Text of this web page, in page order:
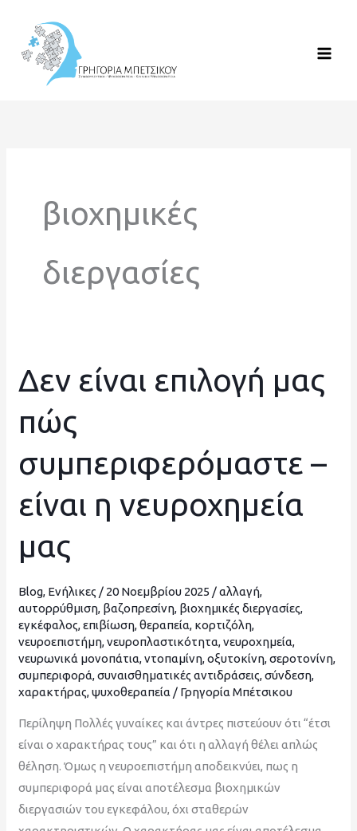
περιεχόμενο
βιοχημικές
διεργασίες
Δεν είναι επιλογή μας
πώς
συμπεριφερόμαστε –
είναι η νευροχημεία
μας
Blog, Ενήλικες / 20 Νοεμβρίου 2025 /αλλαγή,
αυτορρύθμιση, βαζοπρεσίνη, βιοχημικές διεργασίες,
εγκέφαλος,επιβίωση,θεραπεία, κορτιζόλη,
νευροεπιστήμη,νευροπλαστικότητα,νευροχημεία,
νευρωνικά μονοπάτια,ντοπαμίνη,οξυτοκίνη,σεροτονίνη,
συμπεριφορά,συναισθηματικές αντιδράσεις,σύνδεση,
χαρακτήρας,ψυχοθεραπεία / Γρηγορία Μπέτσικου
Περίληψη Πολλές γυναίκες και άντρες πιστεύουν ότι “έτσι
είναι ο χαρακτήρας τους” και ότι η αλλαγή θέλει απλώς
θέληση. Όμως η νευροεπιστήμη αποδεικνύει, πως η
συμπεριφορά μας είναι αποτέλεσμα βιοχημικών
διεργασιών του εγκεφάλου, όχι σταθερών
Δεν
είναι
επιλογή
μας
πώς
συμπεριφερόμαστε
–
είναι
η
νευροχημεία
μας